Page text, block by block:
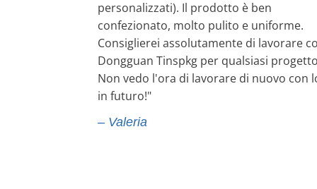
personalizzati). Il prodotto è ben
confezionato, molto pulito e uniforme.
Consiglierei assolutamente di lavorare
Dongguan Tinspkg per qualsiasi
Non vedo l'ora di lavorare di nuovo con
in futuro!"
– Valeria